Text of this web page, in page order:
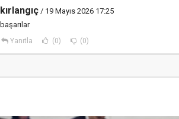
kırlangıç / 19 Mayıs 2026 17:25
başarılar
Yanıtla (0) (0)